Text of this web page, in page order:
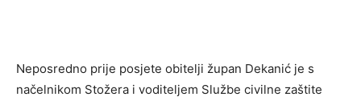
Neposredno prije posjete obitelji župan Dekanić je s
načelnikom Stožera i voditeljem Službe civilne zaštite